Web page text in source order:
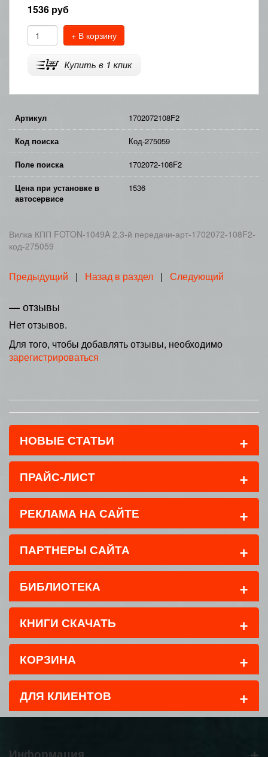
1536 руб
+ В корзину
Артикул 1702072108F2
Код поиска Код-275059
Поле поиска 1702072-108F2
Цена при установке в
автосервисе
1536
Вилка КПП FOTON-1049A 2,3-й передачи-арт-1702072-108F2-
код-275059
Предыдущий | Назад в раздел | Следующий
— отзывы
Нет отзывов.
Для того, чтобы добавлять отзывы, необходимо
зарегистрироваться
НОВЫЕ СТАТЬИ +
ПРАЙС-ЛИСТ +
РЕКЛАМА НА САЙТЕ +
ПАРТНЕРЫ САЙТА +
БИБЛИОТЕКА +
КНИГИ СКАЧАТЬ +
КОРЗИНА +
ДЛЯ КЛИЕНТОВ +
Информация